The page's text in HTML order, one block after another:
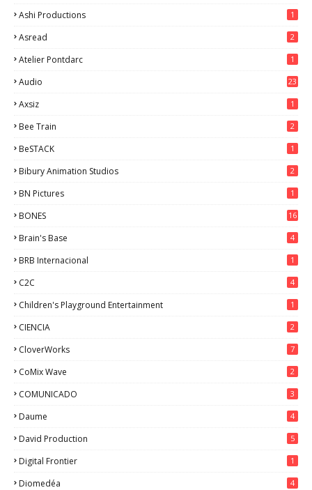
Ashi Productions 1
Asread 2
Atelier Pontdarc 1
Audio 23
Axsiz 1
Bee Train 2
BeSTACK 1
Bibury Animation Studios 2
BN Pictures 1
BONES 16
Brain's Base 4
BRB Internacional 1
C2C 4
Children's Playground Entertainment 1
CIENCIA 2
CloverWorks 7
CoMix Wave 2
COMUNICADO 3
Daume 4
David Production 5
Digital Frontier 1
Diomedéa 4